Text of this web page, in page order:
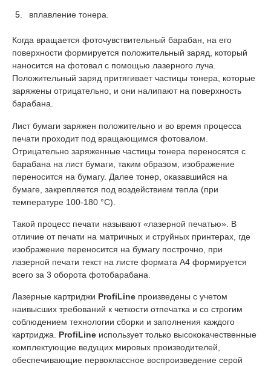
вплавление тонера.
Когда вращается фоточувствительный барабан, на его
поверхности формируется положительный заряд, который
наносится на фотовал с помощью лазерного луча.
Положительный заряд притягивает частицы тонера, которые
заряжены отрицательно, и они налипают на поверхность
барабана.
Лист бумаги заряжен положительно и во время процесса
печати проходит под вращающимся фотовалом.
Отрицательно заряженные частицы тонера переносятся с
барабана на лист бумаги, таким образом, изображение
переносится на бумагу. Далее тонер, оказавшийся на
бумаге, закрепляется под воздействием тепла (при
температуре 100-180 °С).
Такой процесс печати называют «лазерной печатью». В
отличие от печати на матричных и струйных принтерах, где
изображение переносится на бумагу построчно, при
лазерной печати текст на листе формата А4 формируется
всего за 3 оборота фотобарабана.
Лазерные картриджи ProfiLine произведены с учетом
наивысших требований к четкости отпечатка и со строгим
соблюдением технологии сборки и заполнения каждого
картриджа. ProfiLine использует только высококачественные
комплектующие ведущих мировых производителей,
обеспечивающие первоклассное воспроизведение серой